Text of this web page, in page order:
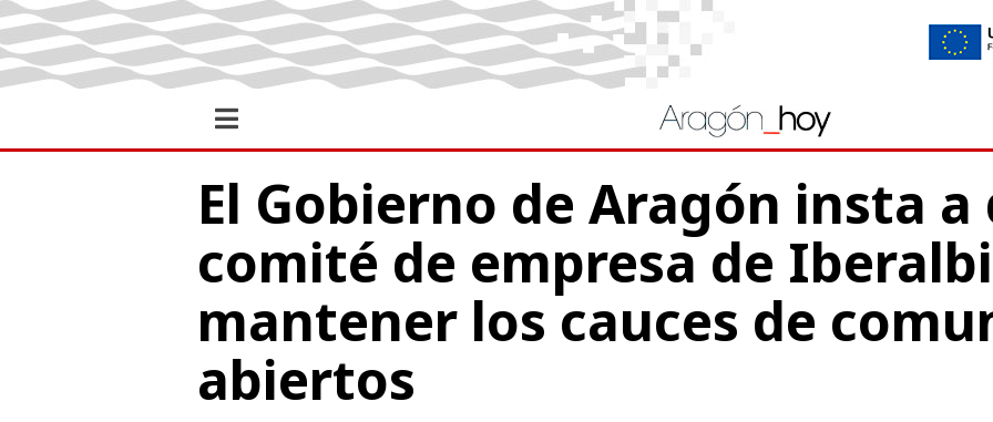
El Gobierno de Aragón insta
comité de empresa de
mantener los cauces de
abiertos